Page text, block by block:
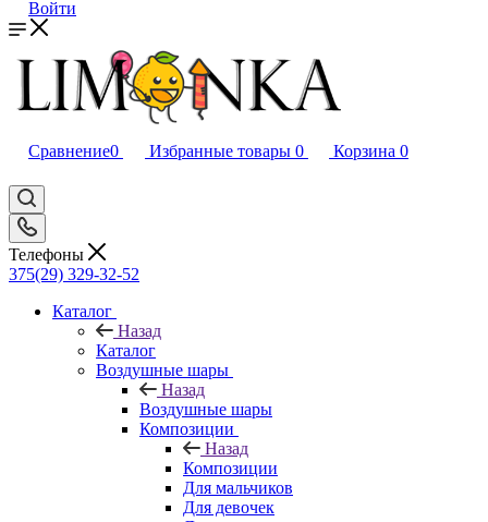
Войти
Сравнение0 Избранные товары 0 Корзина 0
Телефоны
375(29) 329-32-52
Каталог
Назад
Каталог
Воздушные шары
Назад
Воздушные шары
Композиции
Назад
Композиции
Для мальчиков
Для девочек